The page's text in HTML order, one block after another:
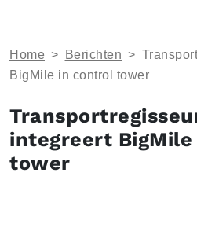
Home > Berichten >
BigMile in control tower
integreert
tower